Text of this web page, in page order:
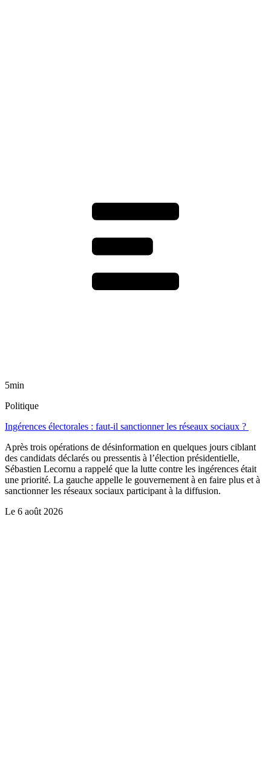
5min
Politique
Ingérences électorales : faut-il sanctionner les réseaux sociaux ?
Après trois opérations de désinformation en quelques jours ciblant
des candidats déclarés ou pressentis à l’élection présidentielle,
Sébastien Lecornu a rappelé que la lutte contre les ingérences était
une priorité. La gauche appelle le gouvernement à en faire plus et à
sanctionner les réseaux sociaux participant à la diffusion.
Le 6 août 2026